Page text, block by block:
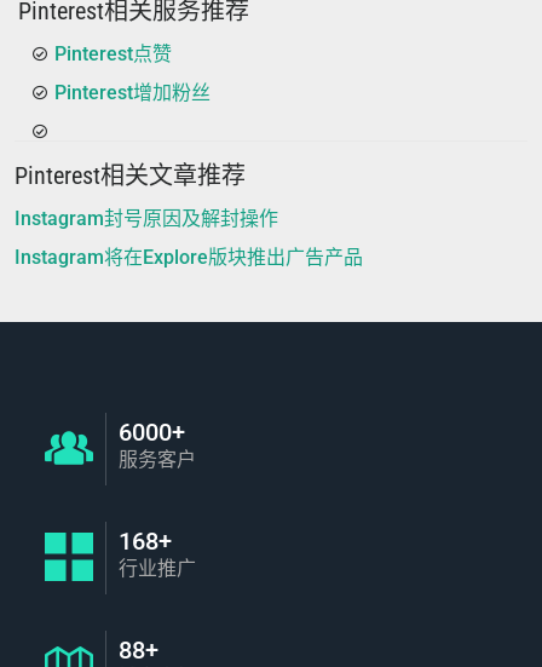
Pinterest相关服务推荐
Pinterest点赞
Pinterest增加粉丝
Pinterest相关文章推荐
Instagram封号原因及解封操作
Instagram将在Explore版块推出广告产品
6000+
服务客户
168+
行业推广
88+